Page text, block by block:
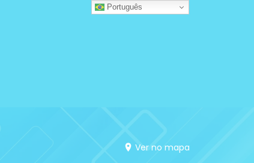
Ver no mapa
Português